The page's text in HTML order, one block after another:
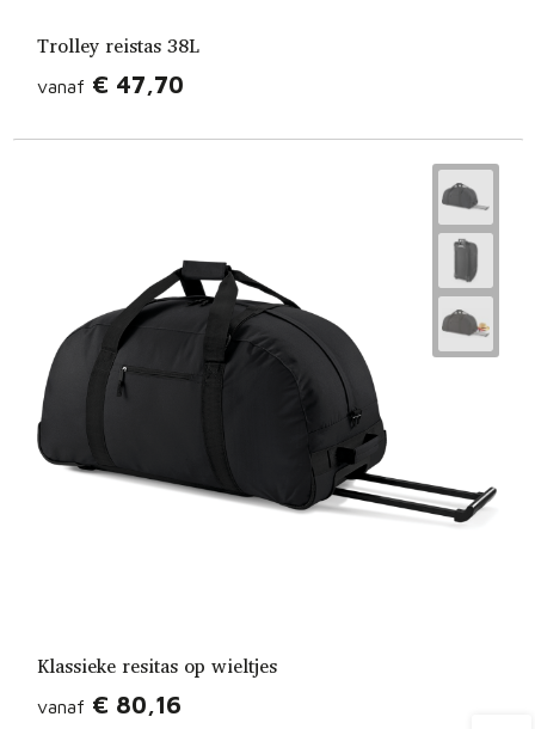
Trolley reistas 38L
vanaf € 47,70
Klassieke resitas op wieltjes
vanaf € 80,16